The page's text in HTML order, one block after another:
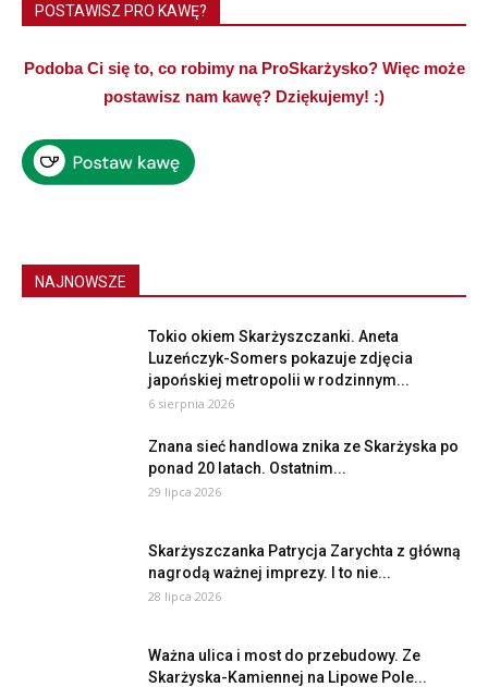
POSTAWISZ PRO KAWĘ?
Podoba Ci się to, co robimy na ProSkarżysko? Więc może
postawisz nam kawę? Dziękujemy! :)
NAJNOWSZE
Tokio okiem Skarżyszczanki. Aneta
Luzeńczyk-Somers pokazuje zdjęcia
japońskiej metropolii w rodzinnym...
6 sierpnia 2026
Znana sieć handlowa znika ze Skarżyska po
ponad 20 latach. Ostatnim...
29 lipca 2026
Skarżyszczanka Patrycja Zarychta z główną
nagrodą ważnej imprezy. I to nie...
28 lipca 2026
Ważna ulica i most do przebudowy. Ze
Skarżyska-Kamiennej na Lipowe Pole...